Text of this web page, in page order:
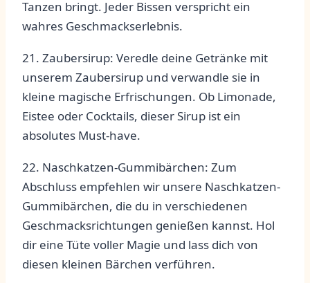
Tanzen bringt. Jeder Bissen verspricht ein
wahres Geschmackserlebnis.
21. Zaubersirup: Veredle deine ⁤Getränke mit
⁣unserem Zaubersirup und verwandle sie in
kleine ‍magische Erfrischungen. Ob Limonade,
Eistee oder Cocktails, dieser Sirup ist ein
absolutes‍ Must-have.
22. ‍Naschkatzen-Gummibärchen: Zum
Abschluss empfehlen wir unsere Naschkatzen-
Gummibärchen, die du in verschiedenen
Geschmacksrichtungen genießen kannst. Hol
dir eine Tüte voller Magie und ​lass⁣ dich von
⁤diesen kleinen Bärchen ⁢verführen.